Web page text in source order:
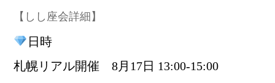
【しし座会詳細】
日時
札幌リアル開催 8月17日 13:00-15:00